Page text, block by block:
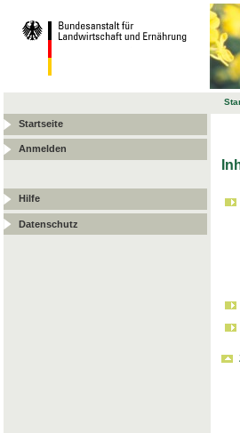
Startseite
Anmelden
Hilfe
Datenschutz